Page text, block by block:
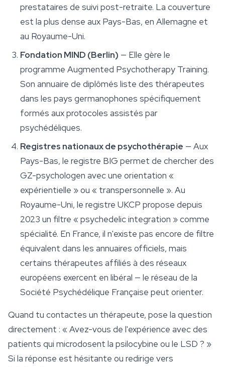
prestataires de suivi post-retraite. La couverture
est la plus dense aux Pays-Bas, en Allemagne et
au Royaume-Uni.
Fondation MIND (Berlin) — Elle gère le
programme Augmented Psychotherapy Training.
Son annuaire de diplômés liste des thérapeutes
dans les pays germanophones spécifiquement
formés aux protocoles assistés par
psychédéliques.
Registres nationaux de psychothérapie — Aux
Pays-Bas, le registre BIG permet de chercher des
GZ-psychologen avec une orientation «
expérientielle » ou « transpersonnelle ». Au
Royaume-Uni, le registre UKCP propose depuis
2023 un filtre « psychedelic integration » comme
spécialité. En France, il n'existe pas encore de filtre
équivalent dans les annuaires officiels, mais
certains thérapeutes affiliés à des réseaux
européens exercent en libéral — le réseau de la
Société Psychédélique Française peut orienter.
Quand tu contactes un thérapeute, pose la question
directement : « Avez-vous de l'expérience avec des
patients qui microdosent la psilocybine ou le LSD ? »
Si la réponse est hésitante ou redirige vers